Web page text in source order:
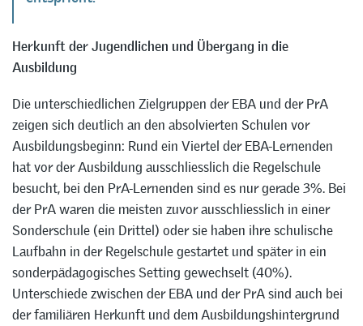
Herkunft der Jugendlichen und Übergang in die
Ausbildung
Die unterschiedlichen Zielgruppen der EBA und der PrA
zeigen sich deutlich an den absolvierten Schulen vor
Ausbildungsbeginn: Rund ein Viertel der EBA-Lernenden
hat vor der Ausbildung ausschliesslich die Regelschule
besucht, bei den PrA-Lernenden sind es nur gerade 3%. Bei
der PrA waren die meisten zuvor ausschliesslich in einer
Sonderschule (ein Drittel) oder sie haben ihre schulische
Laufbahn in der Regelschule gestartet und später in ein
sonderpädagogisches Setting gewechselt (40%).
Unterschiede zwischen der EBA und der PrA sind auch bei
der familiären Herkunft und dem Ausbildungshintergrund